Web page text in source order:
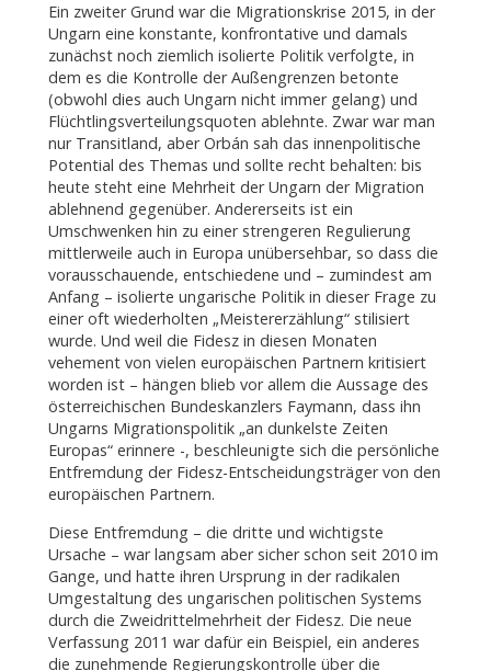
Ein zweiter Grund war die Migrationskrise 2015, in der
Ungarn eine konstante, konfrontative und damals
zunächst noch ziemlich isolierte Politik verfolgte, in
dem es die Kontrolle der Außengrenzen betonte
(obwohl dies auch Ungarn nicht immer gelang) und
Flüchtlingsverteilungsquoten ablehnte. Zwar war man
nur Transitland, aber Orbán sah das innenpolitische
Potential des Themas und sollte recht behalten: bis
heute steht eine Mehrheit der Ungarn der Migration
ablehnend gegenüber. Andererseits ist ein
Umschwenken hin zu einer strengeren Regulierung
mittlerweile auch in Europa unübersehbar, so dass die
vorausschauende, entschiedene und – zumindest am
Anfang – isolierte ungarische Politik in dieser Frage zu
einer oft wiederholten „Meistererzählung“ stilisiert
wurde. Und weil die Fidesz in diesen Monaten
vehement von vielen europäischen Partnern kritisiert
worden ist – hängen blieb vor allem die Aussage des
österreichischen Bundeskanzlers Faymann, dass ihn
Ungarns Migrationspolitik „an dunkelste Zeiten
Europas“ erinnere -, beschleunigte sich die persönliche
Entfremdung der Fidesz-Entscheidungsträger von den
europäischen Partnern.
Diese Entfremdung – die dritte und wichtigste
Ursache – war langsam aber sicher schon seit 2010 im
Gange, und hatte ihren Ursprung in der radikalen
Umgestaltung des ungarischen politischen Systems
durch die Zweidrittelmehrheit der Fidesz. Die neue
Verfassung 2011 war dafür ein Beispiel, ein anderes
die zunehmende Regierungskontrolle über die